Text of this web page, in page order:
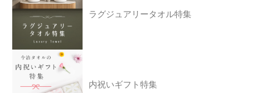
ラグジュアリータオル特集
内祝いギフト特集